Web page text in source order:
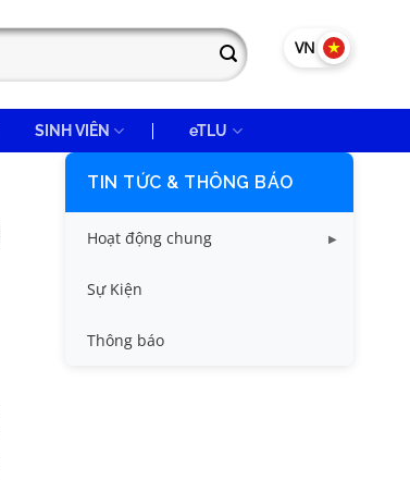
VN EN
SINH VIÊN eTLU
TIN TỨC & THÔNG BÁO
Hoạt động chung
Tin công tác sinh viên
Tin đào tạo
Sự Kiện
Thông báo